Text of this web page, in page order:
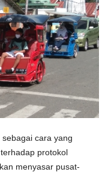
cara yang
protokol
menyasar pusat-